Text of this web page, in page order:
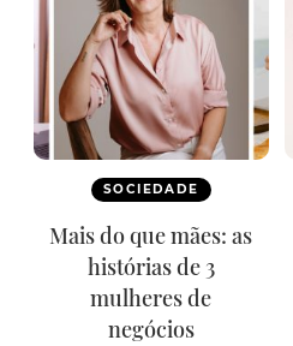
SOCIEDADE
Mais do que mães: as
histórias de 3
mulheres de
negócios